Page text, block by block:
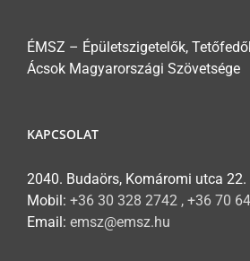
ÉMSZ – Épületszigetelők,
Ácsok Magyarországi Szövetsége
KAPCSOLAT
2040. Budaörs, Komáromi utca 22.
Mobil: +36 30 328 2742 , +36 70
Email: emsz@emsz.hu